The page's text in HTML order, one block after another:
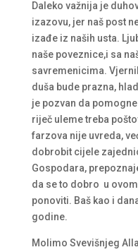
Daleko važnija je
izazovu, jer naš post
izađe iz naših usta.
naše poveznice,i sa
savremenicima.
duša bude prazna,
je pozvan da
riječ uleme treba
farzova nije uvreda,
dobrobit cijele
Gospodara,
da se to dobro u
ponoviti. Baš kao i
godine.
Molimo Svevišnjeg